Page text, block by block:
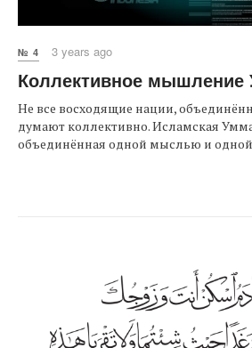
№ 4 3 years ago
Коллективное
Не все восходящие нации,
думают коллективно. Исламская
объединённая одной мыслью и